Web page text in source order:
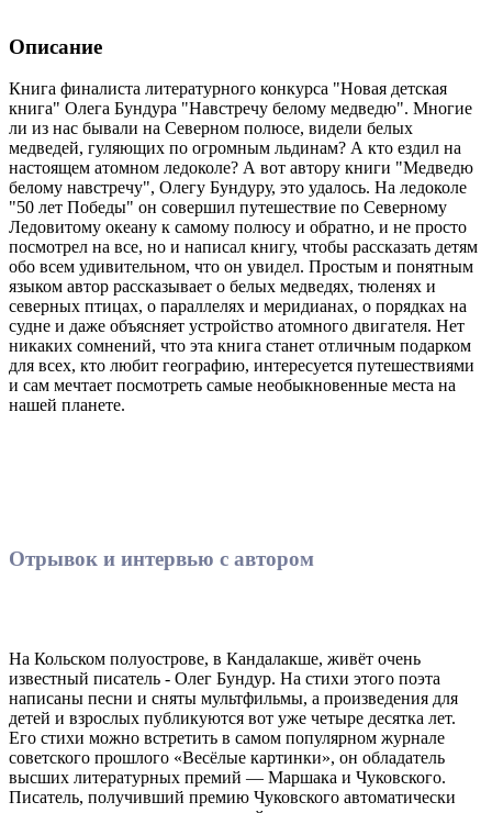
Описание
Книга финалиста литературного конкурса "Новая детская
книга" Олега Бундура "Навстречу белому медведю". Многие
ли из нас бывали на Северном полюсе, видели белых
медведей, гуляющих по огромным льдинам? А кто ездил на
настоящем атомном ледоколе? А вот автору книги "Медведю
белому навстречу", Олегу Бундуру, это удалось. На ледоколе
"50 лет Победы" он совершил путешествие по Северному
Ледовитому океану к самому полюсу и обратно, и не просто
посмотрел на все, но и написал книгу, чтобы рассказать детям
обо всем удивительном, что он увидел. Простым и понятным
языком автор рассказывает о белых медведях, тюленях и
северных птицах, о параллелях и меридианах, о порядках на
судне и даже объясняет устройство атомного двигателя. Нет
никаких сомнений, что эта книга станет отличным подарком
для всех, кто любит географию, интересуется путешествиями
и сам мечтает посмотреть самые необыкновенные места на
нашей планете.
Отрывок и интервью с автором
На Кольском полуострове, в Кандалакше, живёт очень
известный писатель - Олег Бундур. На стихи этого поэта
написаны песни и сняты мультфильмы, а произведения для
детей и взрослых публикуются вот уже четыре десятка лет.
Его стихи можно встретить в самом популярном журнале
советского прошлого «Весёлые картинки», он обладатель
высших литературных премий — Маршака и Чуковского.
Писатель, получивший премию Чуковского автоматически